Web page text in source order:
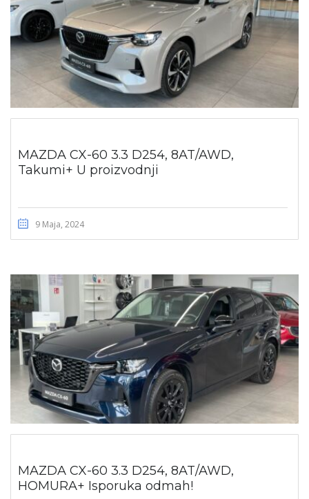
MAZDA CX-60 3.3 D254, 8AT/AWD,
Takumi+ U proizvodnji
9 Maja, 2024
MAZDA CX-60 3.3 D254, 8AT/AWD,
HOMURA+ Isporuka odmah!